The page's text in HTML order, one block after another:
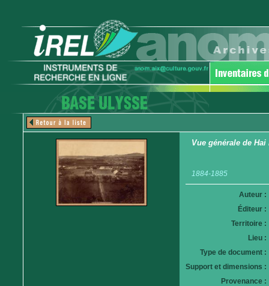
Vue générale de Hai
1884-1885
Auteur :
Éditeur :
Territoire :
Lieu :
Type de document :
Support et dimensions :
Provenance :